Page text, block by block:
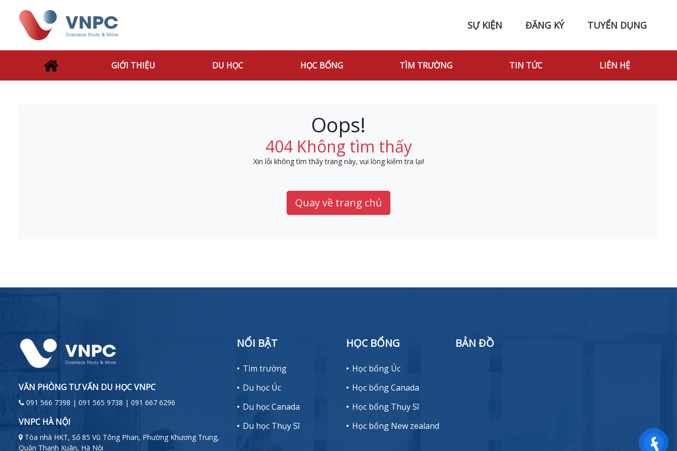
SỰ KIỆN ĐĂNG KÝ TUYỂN DỤNG
GIỚI THIỆU DU HỌC HỌC BỔNG TÌM TRƯỜNG TIN TỨC LIÊN HỆ
Oops!
404 Không tìm thấy
Xin lỗi không tìm thấy trang này, vui lòng kiểm tra lại!
Quay về trang chủ
VĂN PHÒNG TƯ VẤN DU HỌC VNPC
091 566 7398 | 091 565 9738 | 091 667 6296
VNPC HÀ NỘI
Tòa nhà HKT, Số 85 Vũ Tông Phan, Phường Khương Trung,
Quận Thanh Xuân, Hà Nội
NỔI BẬT
Tìm trường
Du học Úc
Du học Canada
Du học Thụy Sĩ
HỌC BỔNG
Học bổng Úc
Học bổng Canada
Học bổng Thụy Sĩ
Học bổng New zealand
BẢN ĐỒ